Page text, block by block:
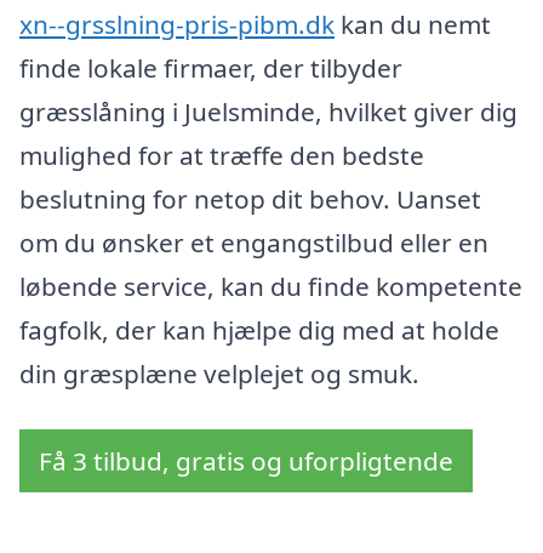
xn--grsslning-pris-pibm.dk kan du nemt
finde lokale firmaer, der tilbyder
græsslåning i Juelsminde, hvilket giver dig
mulighed for at træffe den bedste
beslutning for netop dit behov. Uanset
om du ønsker et engangstilbud eller en
løbende service, kan du finde kompetente
fagfolk, der kan hjælpe dig med at holde
din græsplæne velplejet og smuk.
Få 3 tilbud, gratis og uforpligtende